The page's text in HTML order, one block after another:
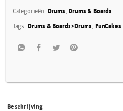
Categorieën: Drums, Drums & Boards
Tags: Drums & Boards>Drums, FunCakes
Beschrijving